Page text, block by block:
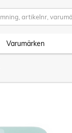
Varumärken